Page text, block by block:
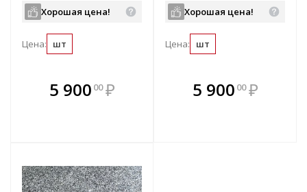
Хорошая цена!
Цена: шт
5 900 00 ₽
В комплекте
всегда выгоднее!
Хорошая цена!
Цена: шт
В комплекте
всегда выгоднее!
5 900 00 ₽